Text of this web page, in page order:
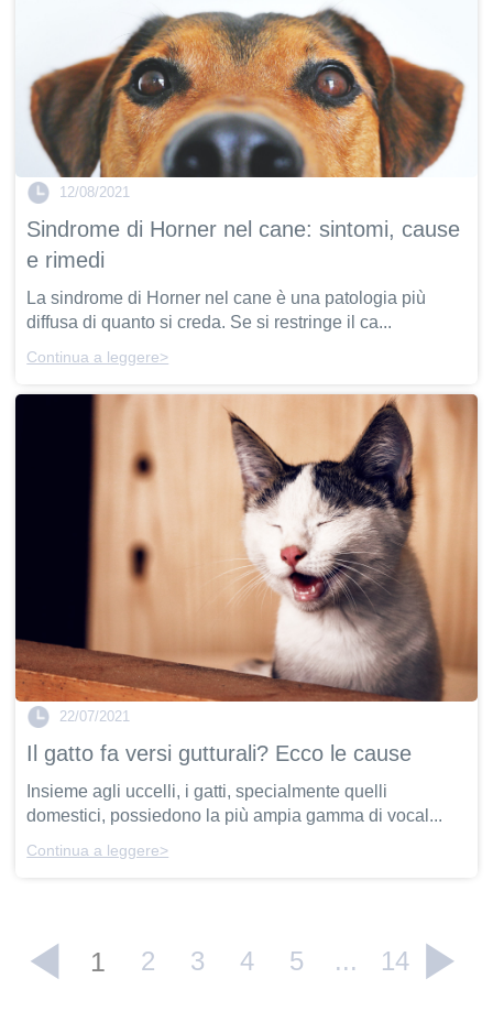
12/08/2021
Sindrome di Horner nel cane: sintomi, cause
e rimedi
La sindrome di Horner nel cane è una patologia più
diffusa di quanto si creda. Se si restringe il ca...
Continua a leggere>
22/07/2021
Il gatto fa versi gutturali? Ecco le cause
Insieme agli uccelli, i gatti, specialmente quelli
domestici, possiedono la più ampia gamma di vocal...
Continua a leggere>
1 2 3 4 5 ... 14